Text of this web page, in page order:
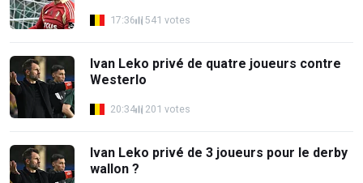
17:36 541 votes
Ivan Leko privé de quatre joueurs contre
Westerlo
20:34 201 votes
Ivan Leko privé de 3 joueurs pour le derby
wallon ?